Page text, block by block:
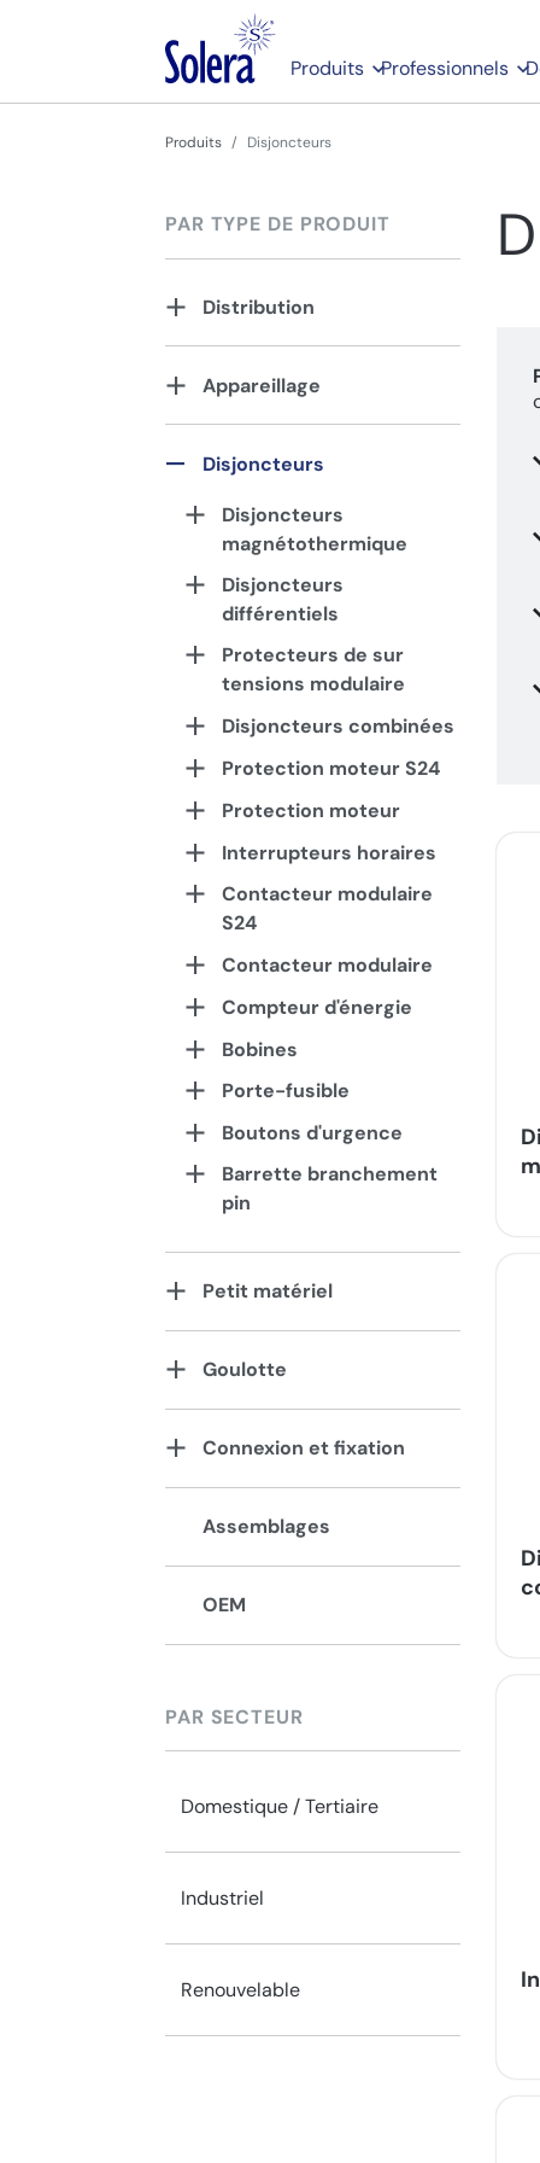
Produits Professionnels
Produits Disjoncteurs
PAR TYPE DE PRODUIT
Distribution
Appareillage
Disjoncteurs
Disjoncteurs
magnétothermique
Disjoncteurs
différentiels
Protecteurs de sur
tensions modulaire
Disjoncteurs combinées
Protection moteur S24
Protection moteur
Interrupteurs horaires
Contacteur modulaire
S24
Contacteur modulaire
Compteur d'énergie
Bobines
Porte-fusible
Boutons d'urgence
Barrette branchement
pin
Petit matériel
Goulotte
Connexion et fixation
Assemblages
OEM
PAR SECTEUR
Domestique / Tertiaire
Industriel
Renouvelable